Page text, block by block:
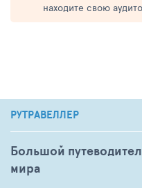
находите свою
РУТРАВЕЛЛЕР
Большой
мира